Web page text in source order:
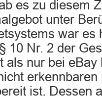
es zu diesem
unter
war es
10 Nr. 2 der
als nur bei eBay
ist. Dessen